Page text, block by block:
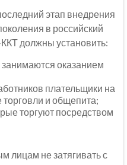
этап внедрения
в российский
должны установить:
оказанием
плательщики на
и общепита;
торгуют посредством
лицам не затягивать с